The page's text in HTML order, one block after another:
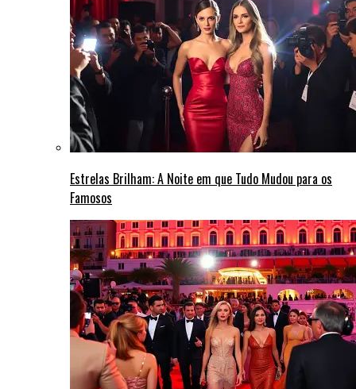
Estrelas Brilham: A Noite em que Tudo Mudou para os
Famosos